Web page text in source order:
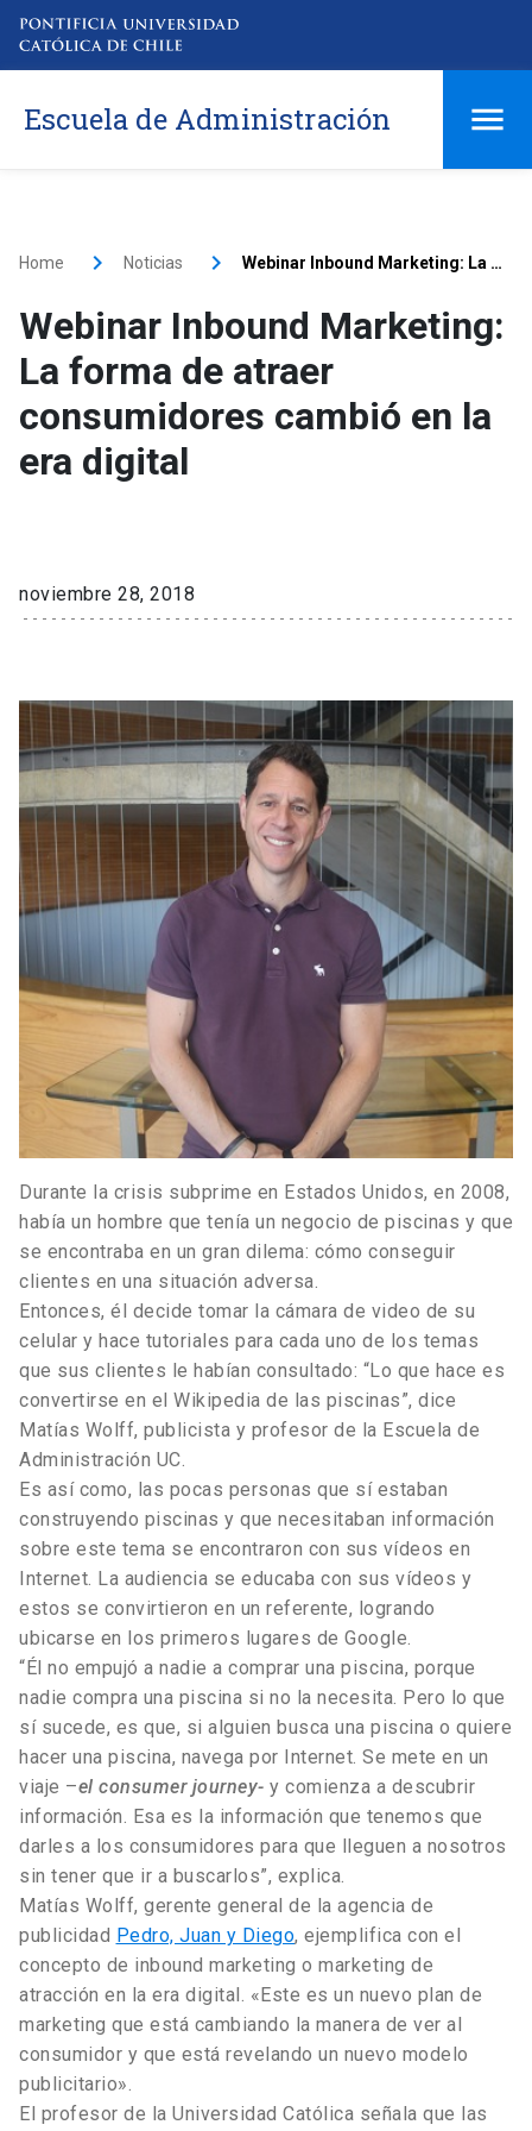
Escuela de Administración
Home Noticias Webinar Inbound Marketing: La forma de atraer consumidores cambió en la era digital
Webinar Inbound Marketing:
La forma de atraer
consumidores cambió en la
era digital
noviembre 28, 2018
Durante la crisis subprime en Estados Unidos, en 2008,
había un hombre que tenía un negocio de piscinas y que
se encontraba en un gran dilema: cómo conseguir
clientes en una situación adversa.
Entonces, él decide tomar la cámara de video de su
celular y hace tutoriales para cada uno de los temas
que sus clientes le habían consultado: “Lo que hace es
convertirse en el Wikipedia de las piscinas”, dice
Matías Wolff, publicista y profesor de la Escuela de
Administración UC.
Es así como, las pocas personas que sí estaban
construyendo piscinas y que necesitaban información
sobre este tema se encontraron con sus vídeos en
Internet. La audiencia se educaba con sus vídeos y
estos se convirtieron en un referente, logrando
ubicarse en los primeros lugares de Google.
“Él no empujó a nadie a comprar una piscina, porque
nadie compra una piscina si no la necesita. Pero lo que
sí sucede, es que, si alguien busca una piscina o quiere
hacer una piscina, navega por Internet. Se mete en un
viaje –el consumer journey- y comienza a descubrir
información. Esa es la información que tenemos que
darles a los consumidores para que lleguen a nosotros
sin tener que ir a buscarlos”, explica.
Matías Wolff, gerente general de la agencia de
publicidad Pedro, Juan y Diego, ejemplifica con el
concepto de inbound marketing o marketing de
atracción en la era digital. «Este es un nuevo plan de
marketing que está cambiando la manera de ver al
consumidor y que está revelando un nuevo modelo
publicitario».
El profesor de la Universidad Católica señala que las